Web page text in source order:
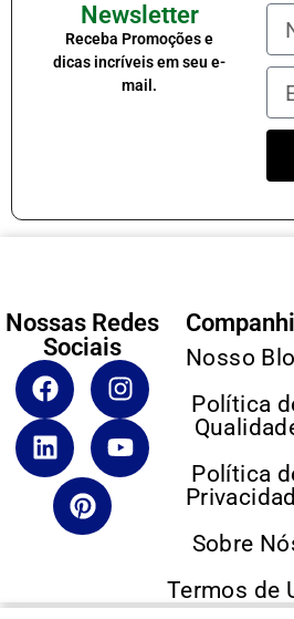
Newsletter
Receba Promoções e
dicas incríveis em seu e-
mail.
Nossas Redes
Sociais
Nosso
Política
Política
Sobre
Termos de